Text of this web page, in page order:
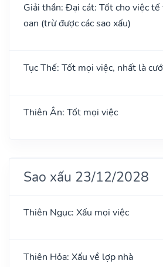
Giải thần: Đại cát: Tốt cho việc
oan (trừ được các sao xấu)
Tục Thế: Tốt mọi việc, nhất là
Thiên Ân: Tốt mọi việc
Sao xấu 23/12/2028
Thiên Ngục: Xấu mọi việc
Thiên Hỏa: Xấu về lợp nhà